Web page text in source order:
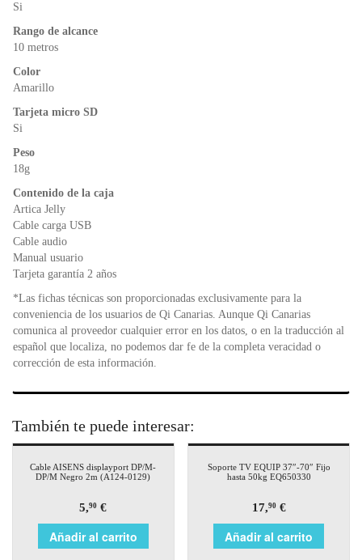
Si
Rango de alcance
10 metros
Color
Amarillo
Tarjeta micro SD
Si
Peso
18g
Contenido de la caja
Artica Jelly
Cable carga USB
Cable audio
Manual usuario
Tarjeta garantía 2 años
*Las fichas técnicas son proporcionadas exclusivamente para la
conveniencia de los usuarios de Qi Canarias. Aunque Qi Canarias
comunica al proveedor cualquier error en los datos, o en la traducción al
español que localiza, no podemos dar fe de la completa veracidad o
corrección de esta información.
También te puede interesar:
Cable AISENS displayport DP/M-
DP/M Negro 2m (A124-0129)
5,90 €
Añadir al carrito
Soporte TV EQUIP 37″-70″ Fijo
hasta 50kg EQ650330
17,90€
Añadir al carrito